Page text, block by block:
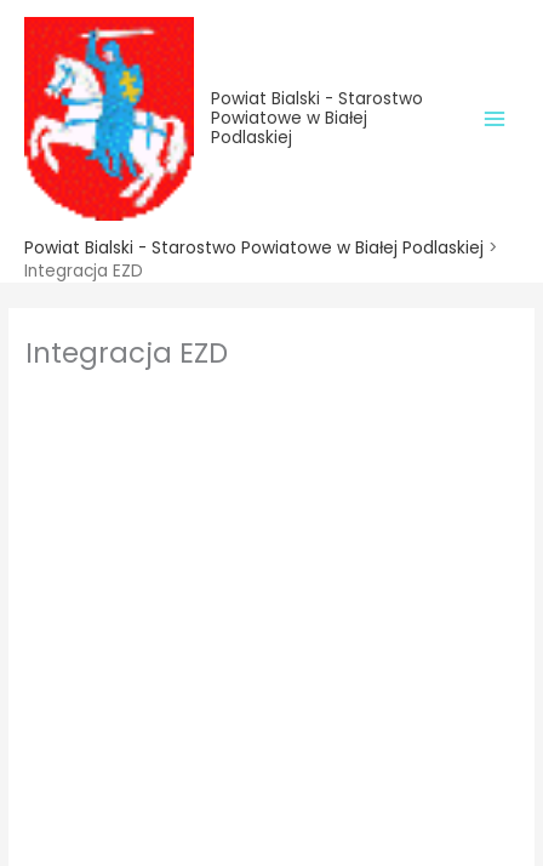
treści
Przejdź
treści
Powiat Bialski - Starostwo
Powiatowe w Białej
Podlaskiej
Powiat Bialski - Starostwo Powiatowe w Białej Podlaskiej >
Integracja EZD
Integracja EZD